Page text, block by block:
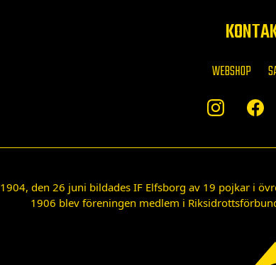
WEBSHOP
1904, den 26 juni bildades IF Elfsborg av 19 pojkar i
1906 blev föreningen medlem i